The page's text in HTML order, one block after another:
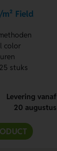
Field
color
stuks
Levering vanaf
20 augustus